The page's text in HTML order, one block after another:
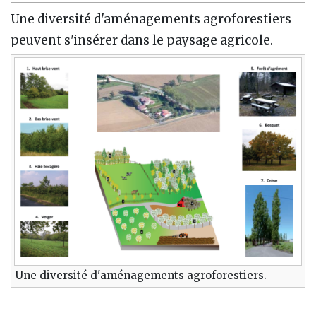
Une diversité d'aménagements agroforestiers
peuvent s'insérer dans le paysage agricole.
Une diversité d'aménagements agroforestiers.